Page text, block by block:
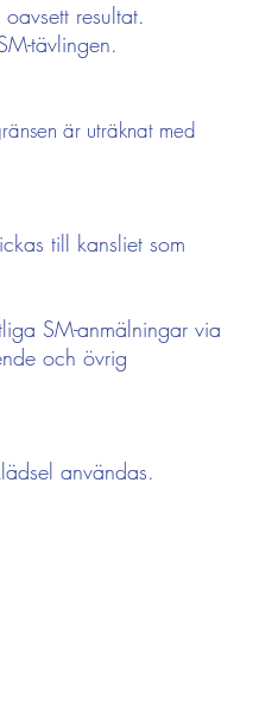
resultat.
tävlingen.
är uträknat med
till kansliet som
SM-anmälningar via
och övrig
användas.